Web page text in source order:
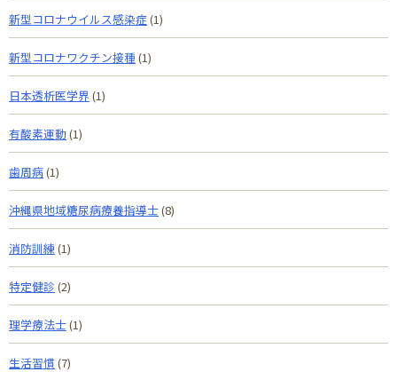
新型コロナウイルス感染症(1)
新型コロナワクチン接種 (1)
日本透析医学界 (1)
有酸素運動(1)
歯周病(1)
沖縄県地域糖尿病療養指導士(8)
消防訓練 (1)
特定健診 (2)
理学療法士(1)
生活習慣(7)